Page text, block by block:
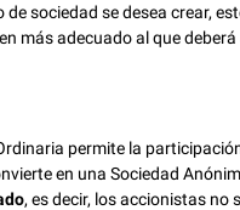
sociedad se desea crear,
más adecuado al que
permite la
en una Sociedad
, es decir, los accionistas no